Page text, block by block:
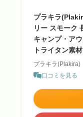
プラキラ
リー スモーク
キャンプ・ア
トライタン素
プラキラ(Plakira)
口コミを見る